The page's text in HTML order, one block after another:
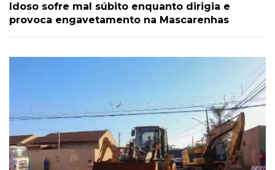
Idoso sofre mal súbito enquanto dirigia e
provoca engavetamento na Mascarenhas